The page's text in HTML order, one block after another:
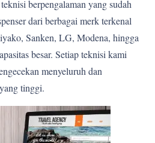
berpengalaman yang sudah
dari berbagai merk terkenal
Sanken, LG, Modena, hingga
besar. Setiap teknisi kami
menyeluruh dan
tinggi.